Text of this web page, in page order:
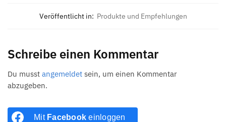
Veröffentlicht in: Produkte und Empfehlungen
Schreibe einen Kommentar
Du musst angemeldet sein, um einen Kommentar
abzugeben.
Mit Facebook einloggen